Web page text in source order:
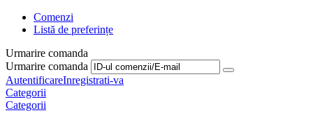
Comenzi
Listă de preferințe
Urmarire comanda
Urmarire comanda
AutentificareInregistrati-va
Categorii
Categorii